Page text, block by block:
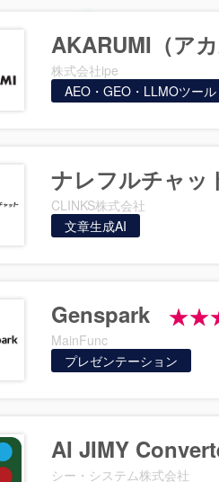
AKARUMI（アカ
株式会社ipe
AEO・GEO・LLMOツール
ナレフルチャッ
CLINKS株式会社
文章生成AI
Genspark
MainFunc
プレゼンテーション
AI JIMY
シー・システム株式会社